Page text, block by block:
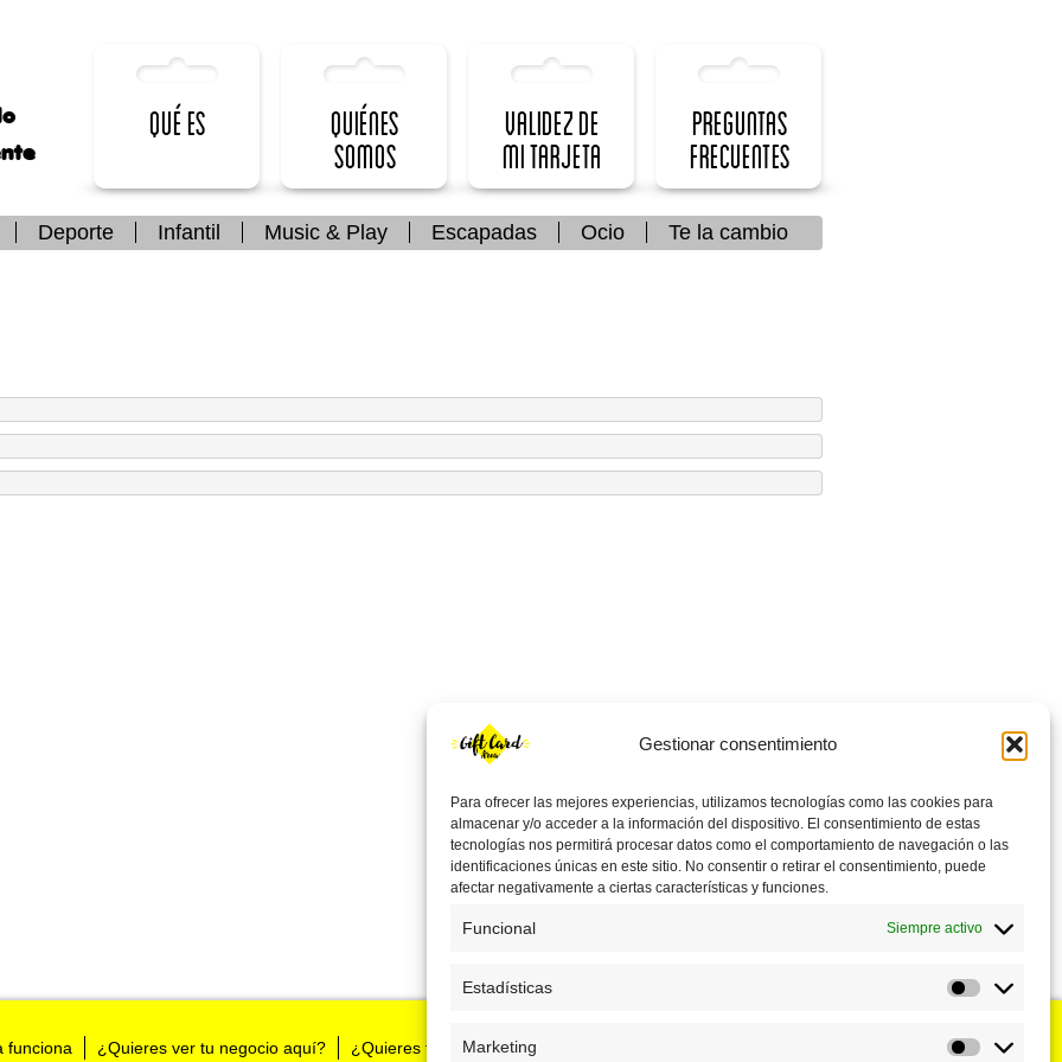
Gestionar consentimiento
Para ofrecer las mejores experiencias, utilizamos tecnologías como las cookies para
almacenar y/o acceder a la información del dispositivo. El consentimiento de estas
tecnologías nos permitirá procesar datos como el comportamiento de navegación o las
identificaciones únicas en este sitio. No consentir o retirar el consentimiento, puede
afectar negativamente a ciertas características y funciones.
Funcional Siempre activo
Estadísticas
Marketing
Marketing
Qué es
Quiénes
somos
Validez de
mi Tarjeta
Preguntas
frecuentes
Deporte Infantil Music & Play Escapadas Ocio Te la cambio
funciona ¿Quieres ver tu negocio aquí? ¿Quieres tenernos en tu negocio?